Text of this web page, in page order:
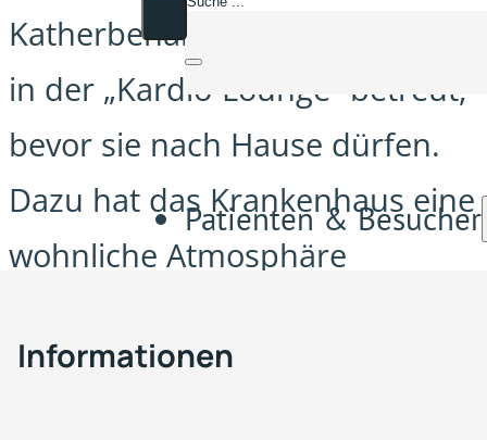
Patienten & Besucher
Informationen
Katherbehandlungen ambulant
in der „Kardio-Lounge“ betreut,
bevor sie nach Hause dürfen.
Dazu hat das Krankenhaus eine
wohnliche Atmosphäre
Technik für das